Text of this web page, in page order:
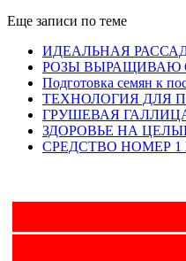
Еще записи по теме
ИДЕАЛЬНАЯ
РОЗЫ
Подготовка семян к
ТЕХНОЛОГИЯ ДЛЯ
ГРУШЕВАЯ
ЗДОРОВЬЕ НА
СРЕДСТВО НОМЕР 1